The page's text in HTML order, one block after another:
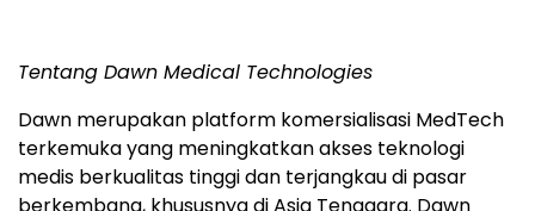
Tentang Dawn Medical Technologies
Dawn merupakan platform komersialisasi MedTech
terkemuka yang meningkatkan akses teknologi
medis berkualitas tinggi dan terjangkau di pasar